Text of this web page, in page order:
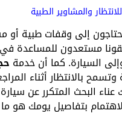
والمشاوير الطبية
إلى وقفات طبية أو
مستعدون للمساعدة في
كما أن خدمةحجز
بالانتظار أثناء
البحث المتكرر عن سيارة
بتفاصيل يومك هو ما